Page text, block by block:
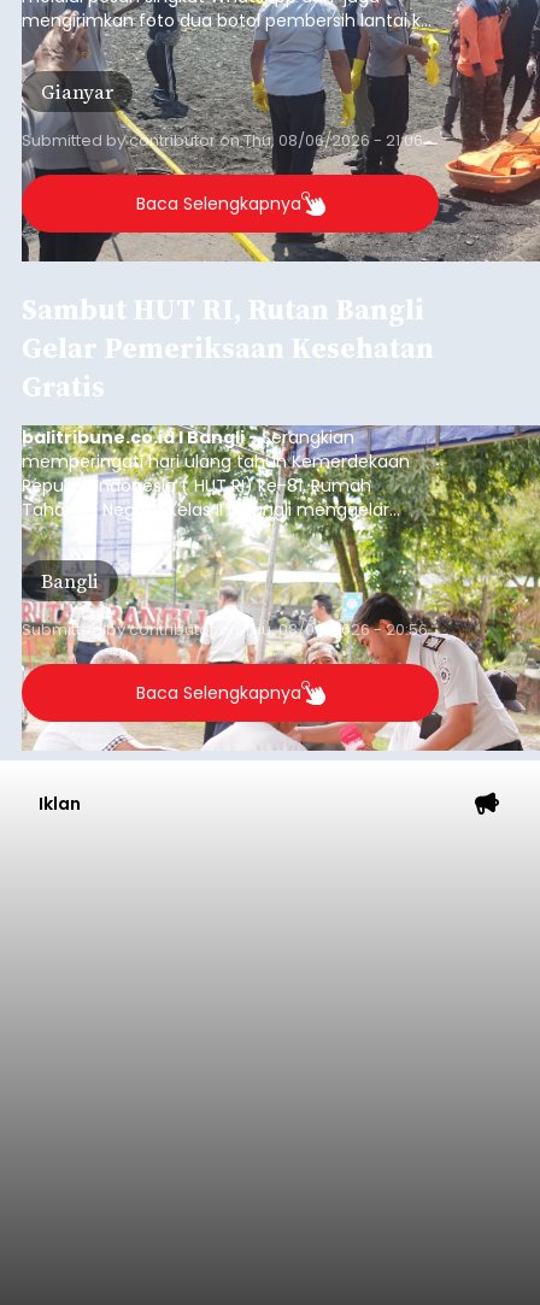
mengirimkan foto dua botol pembersih lantai ke
istrinya.
Gianyar
Submitted bycontributoronThu, 08/06/2026 - 21:06
Baca Selengkapnya
Sambut HUT RI, Rutan Bangli
Gelar Pemeriksaan Kesehatan
Gratis
balitribune.co.id I Bangli -Serangkian
memperingati hari ulang tahun Kemerdekaan
Republik Indonesia ( HUT RI) ke-81, Rumah
Tahanan Negara Kelas II B Bangli menggelar
kegiatan pemeriksaan kesehatan gratis, Rabu
(6/8/2026).
Bangli
Submitted bycontributor Thu, 08/06/2026 - 20:56
Baca Selengkapnya
Iklan